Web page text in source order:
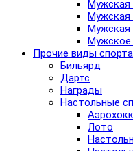
Мужская
Мужская
Мужская
Мужское
Прочие виды спорта
Бильярд
Дартс
Награды
Настольные
Лото